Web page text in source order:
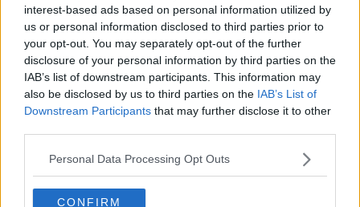
interest-based ads based on personal information utilized by
us or personal information disclosed to third parties prior to
your opt-out. You may separately opt-out of the further
disclosure of your personal information by third parties on the
IAB’s list of downstream participants. This information may
also be disclosed by us to third parties on the IAB’s List of
Downstream Participants that may further disclose it to other
Personal Data Processing Opt Outs
CONFIRM
Salvatore Calleri
Se vuoi leggere le notizie principali della Toscana iscriviti alla
Newsletter QUInews - ToscanaMedia.Arriva gratis tutti i giorni
Basta cliccareQUI
Ti potrebbe interessare anche: